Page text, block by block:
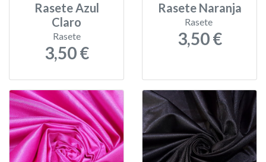
Rasete Azul
Claro
Rasete
3,50 €
Rasete Naranja
Rasete
3,50 €